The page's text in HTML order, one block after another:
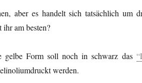
aber es handelt sich tatsächlich um
ihr am besten?
gelbe Form soll noch in schwarz das
werden.